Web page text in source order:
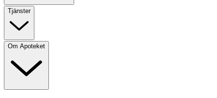
Tjänster
Om Apoteket